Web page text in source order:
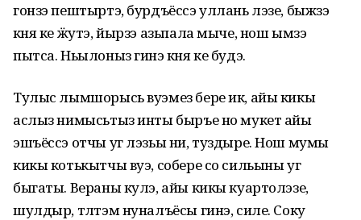
гонзэ пештыртэ, бурдъёссэ уллань лэзе, быжзэ
кӧня ке ӝутэ, йырзэ азьпала мыче, нош ымзэ
пытса. Ньылоныз гинэ кӧня ке будэ.
Тулыс лымшорысь вуэмез бере ик, айы кикы
аслыз нимысьтыз инты быръе но мукет айы
эшъёссэ отчы уг лэзьы ни, туздыре. Нош мумы
кикы котькытчы вуэ, собере со сильыны уг
быгаты. Вераны кулэ, айы кикы куартолэзе,
шулдыр, тӧлтэм нуналъёсы гинэ, силе. Соку